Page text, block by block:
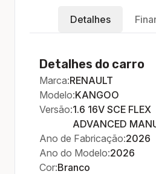
Detalhes
Detalhes do carro
Marca:RENAULT
Modelo:KANGOO
Versão:1.6 16V SCE FLEX
ADVANCED
Ano de Fabricação:2026
Ano do Modelo:2026
Cor:Branco